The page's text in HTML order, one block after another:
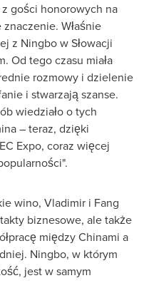
gości honorowych na
Właśnie
z Ningbow Słowacji
Od tego czasu miała
rozmowy i dzielenie
i stwarzają szanse.
wiedziało o tych
– teraz, dzięki
Expo, coraz więcej
wino, Vladimir i Fang
biznesowe, ale także
między Chinami a
Ningbo, w którym
jest w samym